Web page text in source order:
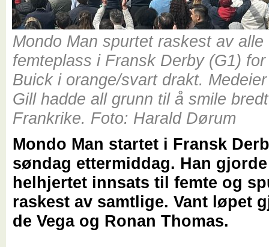
Mondo Man spurtet raskest av alle
femteplass i Fransk Derby (G1)
Buick i orange/svart drakt.
Gill hadde all grunn til å smile
Frankrike. Foto: Harald Dørum
Mondo Man startet i Fransk
søndag ettermiddag. Han
helhjertet innsats til femte og
raskest av samtlige. Vant løpet
de Vega og Ronan Thomas.